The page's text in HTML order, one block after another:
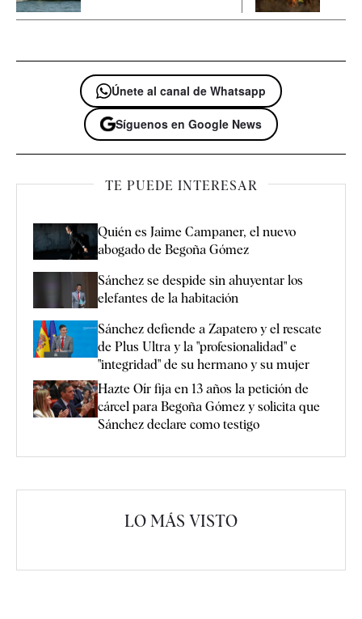
Únete al canal de Whatsapp
Síguenos en Google News
TE PUEDE INTERESAR
Quién es Jaime Campaner, el nuevo
abogado de Begoña Gómez
Sánchez se despide sin ahuyentar los
elefantes de la habitación
Sánchez defiende a Zapatero y el rescate
de Plus Ultra y la "profesionalidad" e
"integridad" de su hermano y su mujer
Hazte Oír fija en 13 años la petición de
cárcel para Begoña Gómez y solicita que
Sánchez declare como testigo
LO MÁS VISTO